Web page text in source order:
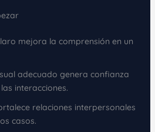
mejora la comprensión en un
adecuado genera confianza
interacciones.
relaciones interpersonales
casos.